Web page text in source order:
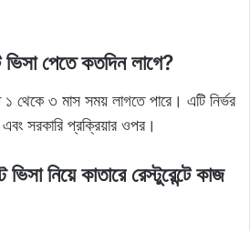
ভিসা পেতে কতদিন লাগে?
থেকে ৩ মাস সময় লাগতে পারে। এটি নির্ভর
সরকারি প্রক্রিয়ার ওপর।
নিয়ে কাতারে রেস্টুরেন্টে কাজ